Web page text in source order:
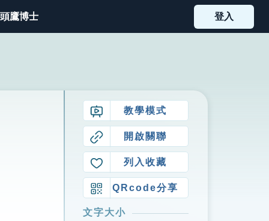
鷹博士 登入
教學模式
開啟關聯
列入收藏
QRcode分享
文字大小